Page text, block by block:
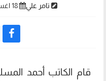
تامر علي
قام الكاتب أحمد